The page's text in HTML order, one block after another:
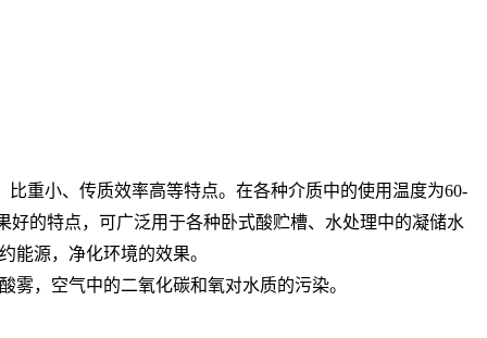
重小、传质效率高等特点。在各种介质中的使用温度为60-
的特点，可广泛用于各种卧式酸贮槽、水处理中的凝储水
能源，净化环境的效果。
，空气中的二氧化碳和氧对水质的污染。